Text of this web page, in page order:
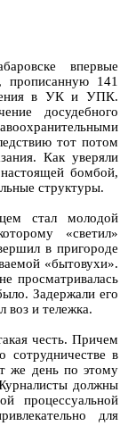
впервые
прописанную 141
в УК и УПК.
досудебного
тот потом
Как уверяли
бомбой,
структуры.
стал молодой
«светил»
в пригороде
«бытовухи».
просматривалась
Задержали его
воз и тележка.
честь. Причем
в
же день по этому
должны
процессуальной
для